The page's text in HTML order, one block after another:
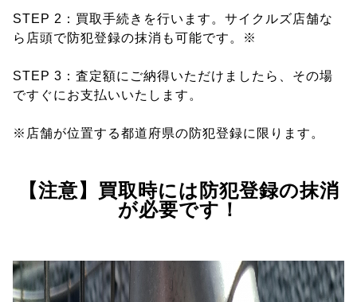
STEP 2：買取手続きを行います。サイクルズ店舗な
ら店頭で防犯登録の抹消も可能です。※
STEP 3：査定額にご納得いただけましたら、その場
ですぐにお支払いいたします。
※店舗が位置する都道府県の防犯登録に限ります。
【注意】買取時には防犯登録の抹消
が必要です！